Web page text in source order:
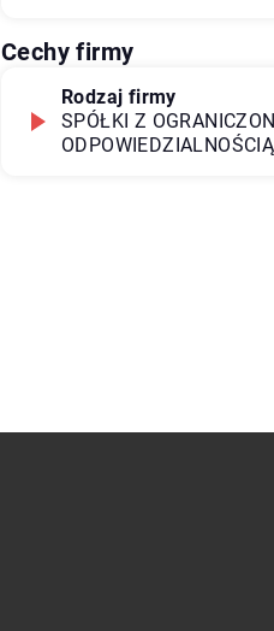
Cechy firmy
Rodzaj firmy
SPÓŁKI Z
ODPOWIEDZIALNOŚCIĄ